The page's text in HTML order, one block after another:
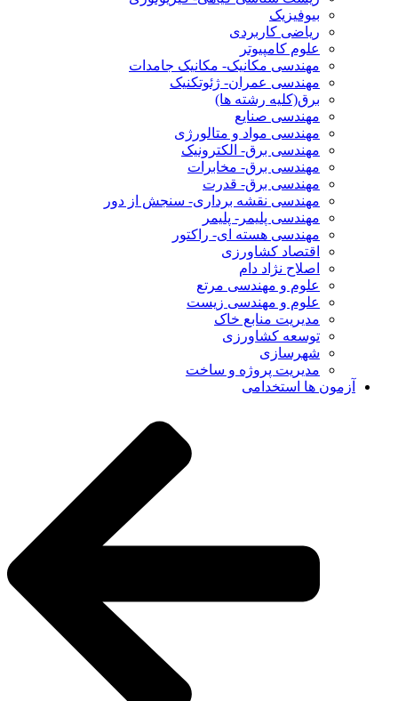
بیوفیزیک
ریاضی کاربردی
علوم کامپیوتر
مهندسی مکانیک- مکانیک جامدات
مهندسی عمران- ژئوتکنیک
برق(کلیه رشته ها)
مهندسی صنایع
مهندسی مواد و متالورژی
مهندسی برق- الکترونیک
مهندسی برق- مخابرات
مهندسی برق- قدرت
مهندسی نقشه برداری- سنجش از دور
مهندسی پلیمر- پلیمر
مهندسی هسته ای- راکتور
اقتصاد کشاورزی
اصلاح نژاد دام
علوم و مهندسی مرتع
علوم و مهندسی زیست
مدیریت منابع خاک
توسعه کشاورزی
شهرسازی
مدیریت پروژه و ساخت
آزمون ها استخدامی